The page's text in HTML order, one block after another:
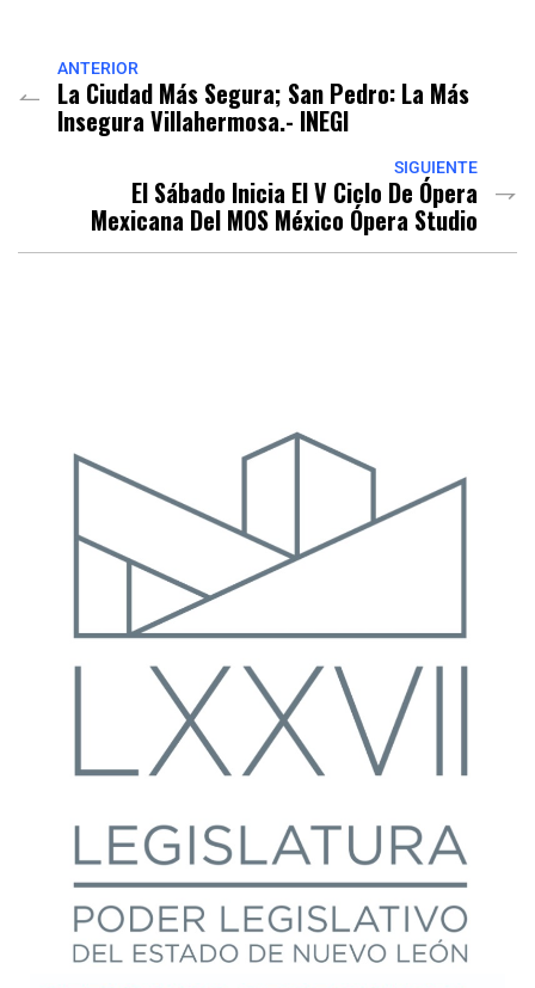
ANTERIOR
La Ciudad Más Segura; San Pedro: La Más
Insegura Villahermosa.- INEGI
SIGUIENTE
El Sábado Inicia El V Ciclo De Ópera
Mexicana Del MOS México Ópera Studio